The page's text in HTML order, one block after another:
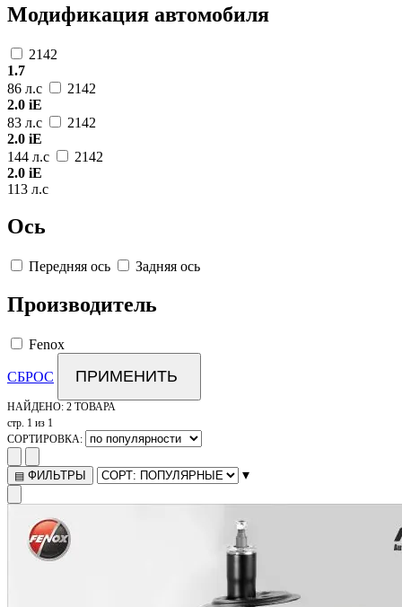
Модификация автомобиля
2142
1.7
86 л.с
2142
2.0 iE
83 л.с
2142
2.0 iE
144 л.с
2142
2.0 iE
113 л.с
Ось
Передняя ось Задняя ось
Производитель
Fenox
СБРОС ПРИМЕНИТЬ
НАЙДЕНО: 2 ТОВАРА
стр. 1 из 1
СОРТИРОВКА:
▤ ФИЛЬТРЫ ▾